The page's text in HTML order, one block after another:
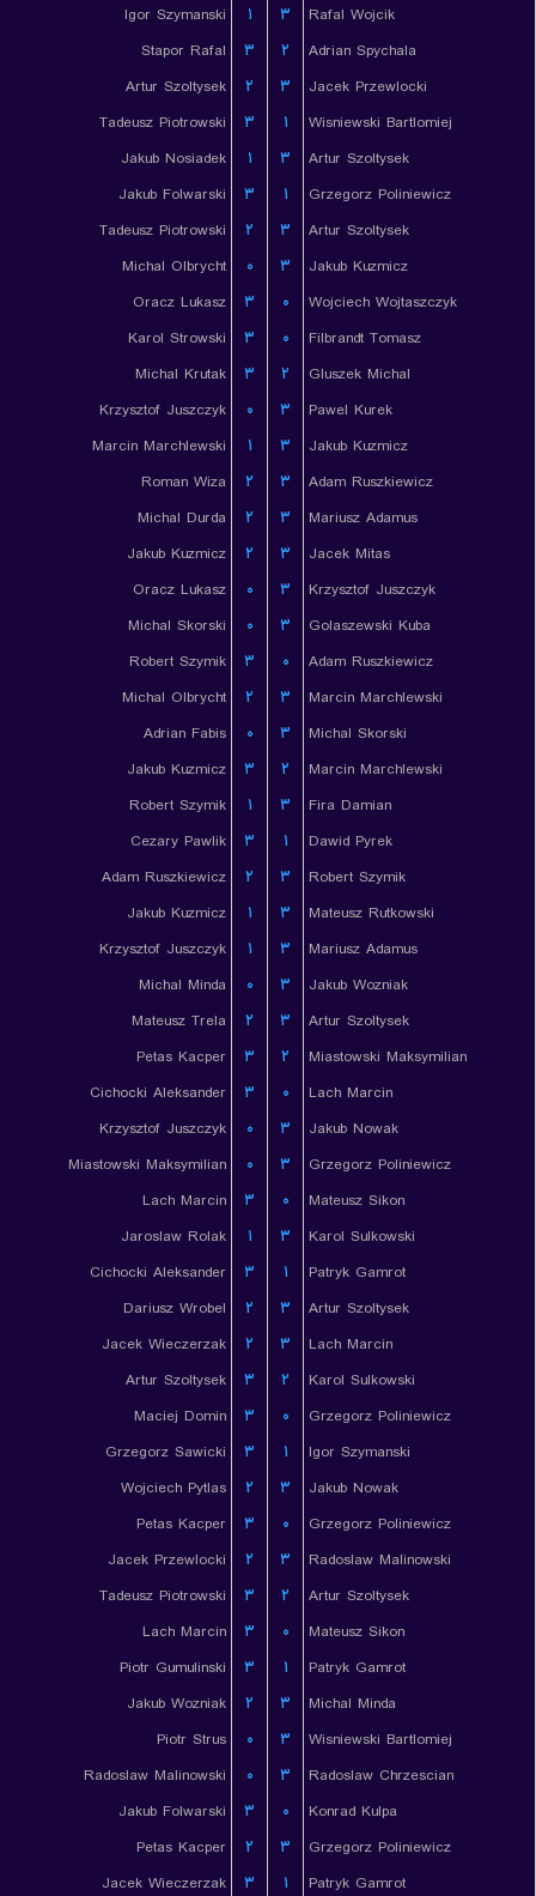
Igor Szymanski ۱ ۳
Rafal Wojcik
Stapor Rafal
۳ ۲
Adrian Spychala
Artur Szoltysek
۲ ۳
Jacek Przewlocki
Tadeusz Piotrowski
۳ ۱
Wisniewski Bartlomiej
Jakub Nosiadek
۱ ۳
Artur Szoltysek
Jakub Folwarski
۳ ۱
Grzegorz Poliniewicz
Tadeusz Piotrowski
۲ ۳
Artur Szoltysek
Michal Olbrycht
۰ ۳
Jakub Kuzmicz
Oracz Lukasz
۳ ۰
Wojciech Wojtaszczyk
Karol Strowski
۳ ۰
Filbrandt Tomasz
Michal Krutak
۳ ۲
Gluszek Michal
Krzysztof Juszczyk
۰ ۳
Pawel Kurek
Marcin Marchlewski
۱ ۳
Jakub Kuzmicz
Roman Wiza
۲ ۳
Adam Ruszkiewicz
Michal Durda
۲ ۳
Mariusz Adamus
Jakub Kuzmicz
۲ ۳
Jacek Mitas
Oracz Lukasz
۰ ۳
Krzysztof Juszczyk
Michal Skorski
۰ ۳
Golaszewski Kuba
Robert Szymik
۳ ۰
Adam Ruszkiewicz
Michal Olbrycht
۲ ۳
Marcin Marchlewski
Adrian Fabis
۰ ۳
Michal Skorski
Jakub Kuzmicz
۳ ۲
Marcin Marchlewski
Robert Szymik
۱ ۳
Fira Damian
Cezary Pawlik
۳ ۱
Dawid Pyrek
Adam Ruszkiewicz
۲ ۳
Robert Szymik
Jakub Kuzmicz
۱ ۳
Mateusz Rutkowski
Krzysztof Juszczyk
۱ ۳
Mariusz Adamus
Michal Minda
۰ ۳
Jakub Wozniak
Mateusz Trela
۲ ۳
Artur Szoltysek
Petas Kacper
۳ ۲
Miastowski Maksymilian
Cichocki Aleksander
۳ ۰
Lach Marcin
Krzysztof Juszczyk
۰ ۳
Jakub Nowak
Miastowski Maksymilian
۰ ۳
Grzegorz Poliniewicz
Lach Marcin
۳ ۰
Mateusz Sikon
Jaroslaw Rolak
۱ ۳
Karol Sulkowski
Cichocki Aleksander
۳ ۱
Patryk Gamrot
Dariusz Wrobel
۲ ۳
Artur Szoltysek
Jacek Wieczerzak
۲ ۳
Lach Marcin
Artur Szoltysek
۳ ۲
Karol Sulkowski
Maciej Domin
۳ ۰
Grzegorz Poliniewicz
Grzegorz Sawicki
۳ ۱
Igor Szymanski
Wojciech Pytlas
۲ ۳
Jakub Nowak
Petas Kacper
۳ ۰
Grzegorz Poliniewicz
Jacek Przewlocki
۲ ۳
Radoslaw Malinowski
Tadeusz Piotrowski
۳ ۲
Artur Szoltysek
Lach Marcin
۳ ۰
Mateusz Sikon
Piotr Gumulinski
۳ ۱
Patryk Gamrot
Jakub Wozniak
۲ ۳
Michal Minda
Piotr Strus
۰ ۳
Wisniewski Bartlomiej
Radoslaw Malinowski
۰ ۳
Radoslaw Chrzescian
Jakub Folwarski
۳ ۰
Konrad Kulpa
Petas Kacper
۲ ۳
Grzegorz Poliniewicz
Jacek Wieczerzak
۳ ۱
Patryk Gamrot